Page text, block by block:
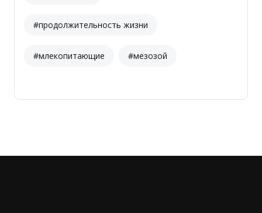
#продолжительность жизни
#млекопитающие #мезозой